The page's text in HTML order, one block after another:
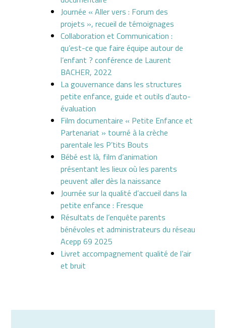
Journée « Aller vers : Forum des
projets », recueil de témoignages
Collaboration et Communication :
qu’est-ce que faire équipe autour de
l’enfant ? conférence de Laurent
BACHER, 2022
La gouvernance dans les structures
petite enfance, guide et outils d’auto-
évaluation
Film documentaire « Petite Enfance et
Partenariat » tourné à la crèche
parentale les P’tits Bouts
Bébé est là, film d’animation
présentant les lieux où les parents
peuvent aller dès la naissance
Journée sur la qualité d’accueil dans la
petite enfance : Fresque
Résultats de l’enquête parents
bénévoles et administrateurs du réseau
Acepp 69 2025
Livret accompagnement qualité de l’air
et bruit